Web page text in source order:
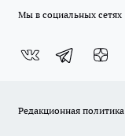
Мы в социальных сетях
Редакционная политика